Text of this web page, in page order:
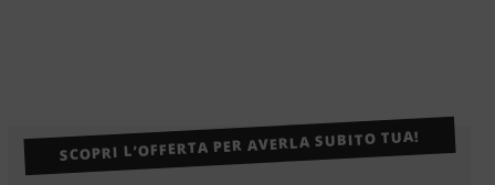
SCOPRI L’OFFERTA PER AVERLA SUBITO TUA!